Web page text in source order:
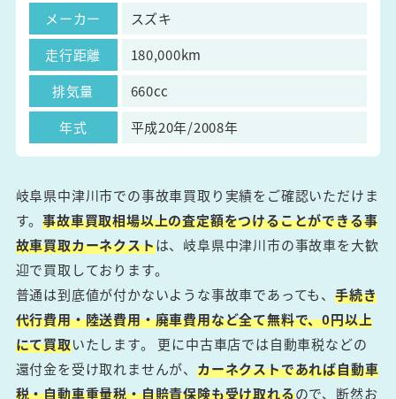
メーカー
スズキ
走行距離
180,000km
排気量
660cc
年式
平成20年/2008年
岐阜県中津川市での事故車買取り実績をご確認いただけま
す。事故車買取相場以上の査定額をつけることができる事
故車買取カーネクストは、岐阜県中津川市の事故車を大歓
迎で買取しております。
普通は到底値が付かないような事故車であっても、手続き
代行費用・陸送費用・廃車費用など全て無料で、0円以上
にて買取いたします。 更に中古車店では自動車税などの
還付金を受け取れませんが、カーネクストであれば自動車
税・自動車重量税・自賠責保険も受け取れるので、断然お